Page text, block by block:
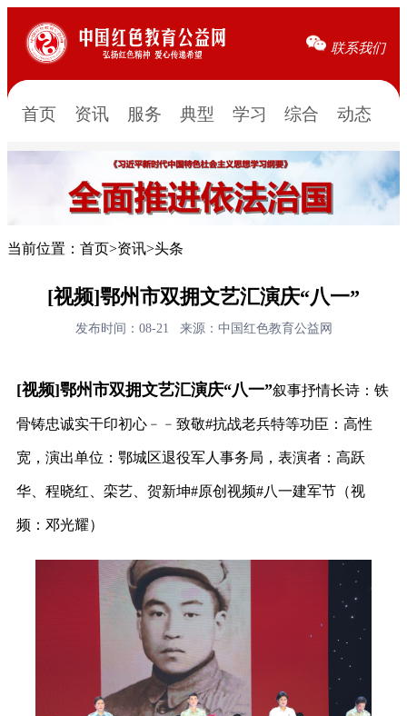
联系我们
首页 资讯 服务 典型 学习 综合 动态
当前位置： 首页>资讯>头条
[视频]鄂州市双拥文艺汇演庆“八一”
发布时间：08-21 来源：中国红色教育公益网
[视频]鄂州市双拥文艺汇演庆“八一”叙事抒情长诗：铁
骨铸忠诚实干印初心﹣﹣致敬#抗战老兵特等功臣：高性
宽，演出单位：鄂城区退役军人事务局，表演者：高跃
华、程晓红、栾艺、贺新坤#原创视频#八一建军节（视
频：邓光耀）